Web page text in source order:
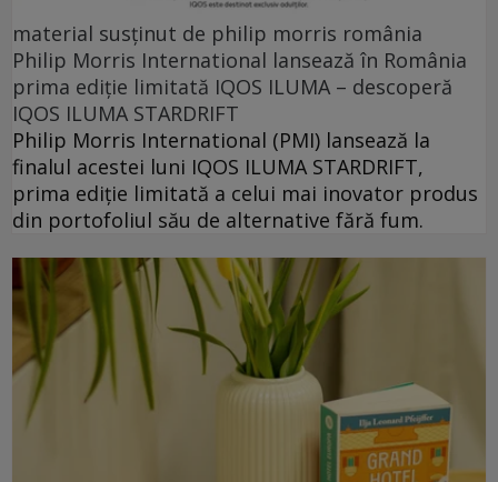
material susținut de philip morris românia
Philip Morris International lansează în România
prima ediție limitată IQOS ILUMA – descoperă
IQOS ILUMA STARDRIFT
Philip Morris International (PMI) lansează la
finalul acestei luni IQOS ILUMA STARDRIFT,
prima ediție limitată a celui mai inovator produs
din portofoliul său de alternative fără fum.